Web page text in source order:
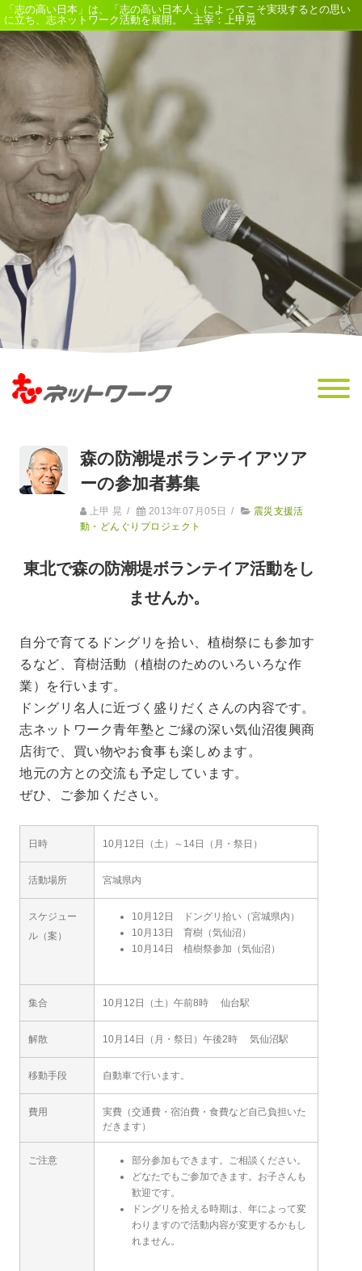
「志の高い日本」は、「志の高い日本人」によってこそ実現するとの思い
に立ち、志ネットワーク活動を展開。 主宰：上甲晃
森の防潮堤ボランテイアツア
ーの参加者募集
上甲 晃 / 2013年07月05日 /
震災支援活
動・どんぐりプロジェクト
東北で森の防潮堤ボランテイア活動をし
ませんか。
自分で育てるドングリを拾い、植樹祭にも参加す
るなど、育樹活動（植樹のためのいろいろな作
業）を行います。
ドングリ名人に近づく盛りだくさんの内容です。
志ネットワーク青年塾とご縁の深い気仙沼復興商
店街で、買い物やお食事も楽しめます。
地元の方との交流も予定しています。
ぜひ、ご参加ください。
日時 10月12日（土）～14日（月・祭日）
活動場所 宮城県内
スケジュー
ル（案）
10月12日 ドングリ拾い（宮城県内）
10月13日 育樹（気仙沼）
10月14日 植樹祭参加（気仙沼）
集合 10月12日（土）午前8時 仙台駅
解散 10月14日（月・祭日）午後2時 気仙沼駅
移動手段 自動車で行います。
費用
実費（交通費・宿泊費・食費など自己負担いた
だきます）
ご注意
部分参加もできます。ご相談ください。
どなたでもご参加できます。お子さんも
歓迎です。
ドングリを拾える時期は、年によって変
わりますので活動内容が変更するかもし
れません。